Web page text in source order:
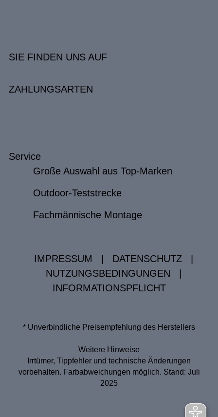
SIE FINDEN UNS AUF
ZAHLUNGSARTEN
Service
Große Auswahl aus Top-Marken
Outdoor-Teststrecke
Fachmännische Montage
IMPRESSUM DATENSCHUTZ
NUTZUNGSBEDINGUNGEN
INFORMATIONSPFLICHT
* Unverbindliche Preisempfehlung des Herstellers
Weitere Hinweise
Irrtümer, Tippfehler und technische Änderungen
vorbehalten. Farbabweichungen möglich. Stand: Juli
2025